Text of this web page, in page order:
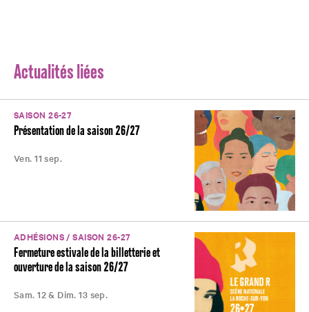
Actualités liées
SAISON 26-27
Présentation de la saison 26/27
Ven. 11 sep.
ADHÉSIONS / SAISON 26-27
Fermeture estivale de la billetterie et
ouverture de la saison 26/27
Sam. 12 & Dim. 13 sep.